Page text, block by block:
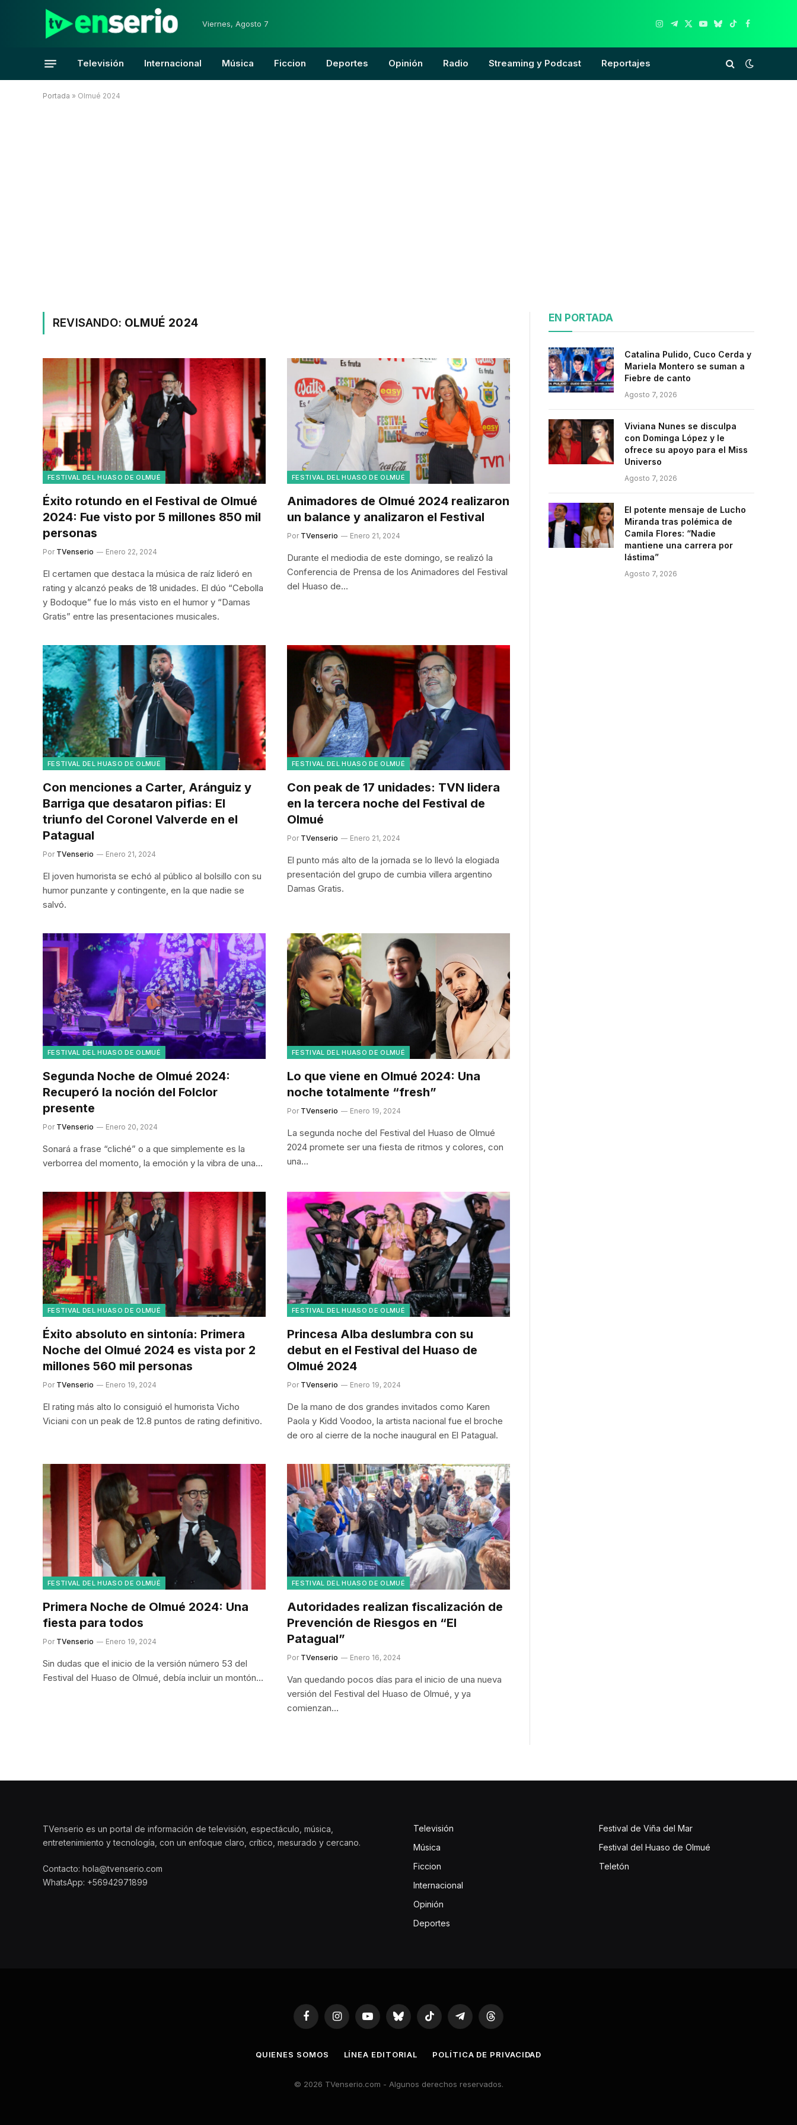
Viernes, Agosto 7
Instagram
Telegram
X
YouTube
Bluesky
TikTokFacebook
Televisión Internacional Música Ficcion Deportes Opinión Radio Streaming y Podcast Reportajes
Portada » Olmué 2024
REVISANDO: OLMUÉ 2024
FESTIVAL DEL HUASO DE OLMUÉ
Éxito rotundo en el Festival de Olmué
2024: Fue visto por 5 millones 850 mil
personas
Por TVenserio Enero 22, 2024
El certamen que destaca la música de raíz lideró en
rating y alcanzó peaks de 18 unidades. El dúo “Cebolla
y Bodoque” fue lo más visto en el humor y “Damas
Gratis” entre las presentaciones musicales.
FESTIVAL DEL HUASO DE OLMUÉ
Animadores de Olmué 2024 realizaron
un balance y analizaron el Festival
Por TVenserio Enero 21, 2024
Durante el mediodia de este domingo, se realizó la
Conferencia de Prensa de los Animadores del Festival
del Huaso de…
FESTIVAL DEL HUASO DE OLMUÉ
Con menciones a Carter, Aránguiz y
Barriga que desataron pifias: El
triunfo del Coronel Valverde en el
Patagual
Por TVenserio Enero 21, 2024
El joven humorista se echó al público al bolsillo con su
humor punzante y contingente, en la que nadie se
salvó.
FESTIVAL DEL HUASO DE OLMUÉ
Con peak de 17 unidades: TVN lidera
en la tercera noche del Festival de
Olmué
Por TVenserio Enero 21, 2024
El punto más alto de la jornada se lo llevó la elogiada
presentación del grupo de cumbia villera argentino
Damas Gratis.
FESTIVAL DEL HUASO DE OLMUÉ
Segunda Noche de Olmué 2024:
Recuperó la noción del Folclor
presente
Por TVenserio Enero 20, 2024
Sonará a frase “cliché” o a que simplemente es la
verborrea del momento, la emoción y la vibra de una…
FESTIVAL DEL HUASO DE OLMUÉ
Lo que viene en Olmué 2024: Una
noche totalmente “fresh”
Por TVenserio Enero 19, 2024
La segunda noche del Festival del Huaso de Olmué
2024 promete ser una fiesta de ritmos y colores, con
una…
FESTIVAL DEL HUASO DE OLMUÉ
Éxito absoluto en sintonía: Primera
Noche del Olmué 2024 es vista por 2
millones 560 mil personas
Por TVenserio Enero 19, 2024
El rating más alto lo consiguió el humorista Vicho
Viciani con un peak de 12.8 puntos de rating definitivo.
FESTIVAL DEL HUASO DE OLMUÉ
Princesa Alba deslumbra con su
debut en el Festival del Huaso de
Olmué 2024
Por TVenserio Enero 19, 2024
De la mano de dos grandes invitados como Karen
Paola y Kidd Voodoo, la artista nacional fue el broche
de oro al cierre de la noche inaugural en El Patagual.
FESTIVAL DEL HUASO DE OLMUÉ
Primera Noche de Olmué 2024: Una
fiesta para todos
Por TVenserio Enero 19, 2024
Sin dudas que el inicio de la versión número 53 del
Festival del Huaso de Olmué, debía incluir un montón…
FESTIVAL DEL HUASO DE OLMUÉ
Autoridades realizan fiscalización de
Prevención de Riesgos en “El
Patagual”
Por TVenserio Enero 16, 2024
Van quedando pocos días para el inicio de una nueva
versión del Festival del Huaso de Olmué, y ya
comienzan…
EN PORTADA
Catalina Pulido, Cuco Cerda y
Mariela Montero se suman a
Fiebre de canto
Agosto 7, 2026
Viviana Nunes se disculpa
con Dominga López y le
ofrece su apoyo para el Miss
Universo
Agosto 7, 2026
El potente mensaje de Lucho
Miranda tras polémica de
Camila Flores: “Nadie
mantiene una carrera por
lástima”
Agosto 7, 2026
TVenserio es un portal de información de televisión, espectáculo, música,
entretenimiento y tecnología, con un enfoque claro, crítico, mesurado y cercano.
Contacto: hola@tvenserio.com
WhatsApp: +56942971899
Televisión
Música
Ficcion
Internacional
Opinión
Deportes
Festival de Viña del Mar
Festival del Huaso de Olmué
Teletón
FacebookInstagramYouTubeBluesky TikTok TelegramThreads
QUIENES SOMOS LÍNEA EDITORIAL POLÍTICA DE PRIVACIDAD
© 2026 TVenserio.com - Algunos derechos reservados.